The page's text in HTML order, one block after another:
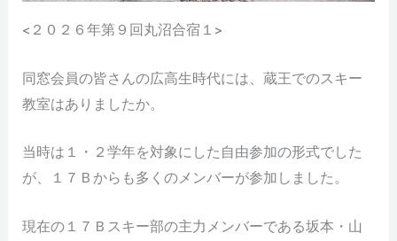
<２０２６年第９回丸沼合宿１>
同窓会員の皆さんの広高生時代には、蔵王でのスキー
教室はありましたか。
当時は１・２学年を対象にした自由参加の形式でした
が、１７Ｂからも多くのメンバーが参加しました。
現在の１７Ｂスキー部の主力メンバーである坂本・山